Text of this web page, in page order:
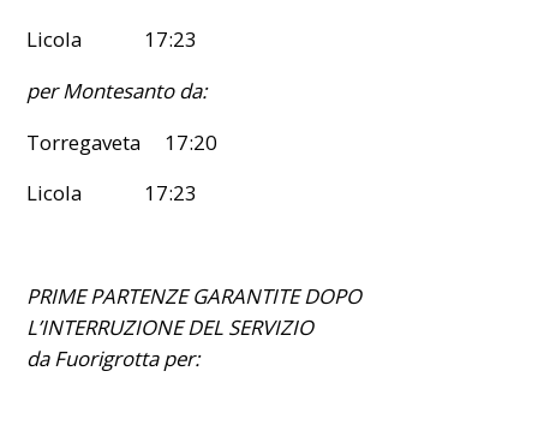
Licola 17:23
per Montesanto da:
Torregaveta 17:20
Licola 17:23
PRIME PARTENZE GARANTITE DOPO
L’INTERRUZIONE DEL SERVIZIO
da Fuorigrotta per: